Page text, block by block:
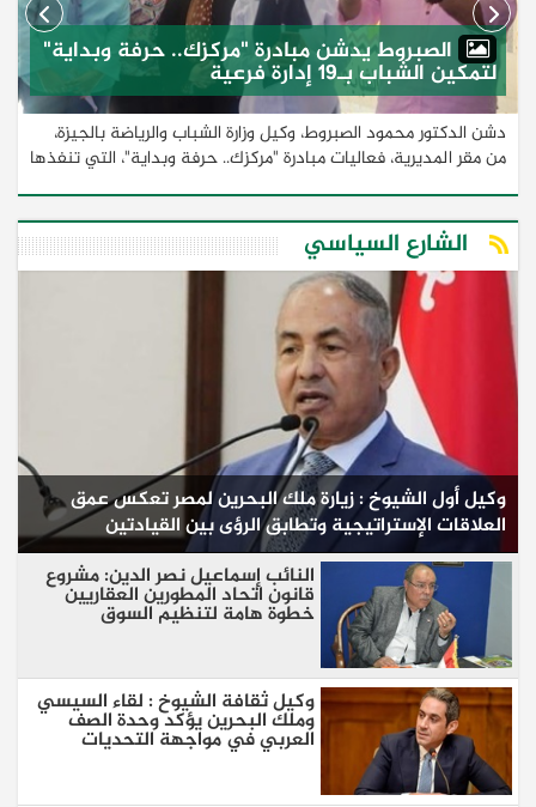
الصبروط يدشن مبادرة "مركزك.. حرفة وبداية"
لتمكين الشباب بـ19 إدارة فرعية
دشن الدكتور محمود الصبروط، وكيل وزارة الشباب والرياضة بالجيزة،
من مقر المديرية، فعاليات مبادرة "مركزك.. حرفة وبداية"، التي تنفذها
الشارع السياسي
وكيل أول الشيوخ : زيارة ملك البحرين لمصر تعكس عمق
العلاقات الإستراتيجية وتطابق الرؤى بين القيادتين
النائب إسماعيل نصر الدين: مشروع
قانون اتحاد المطورين العقاريين
خطوة هامة لتنظيم السوق
وكيل ثقافة الشيوخ : لقاء السيسي
وملك البحرين يؤكد وحدة الصف
العربي في مواجهة التحديات